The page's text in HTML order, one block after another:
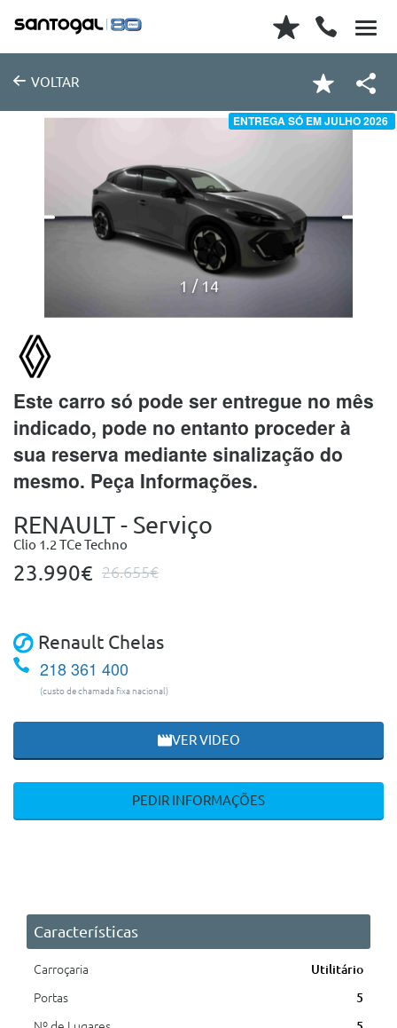
VOLTAR
ENTREGA SÓ EM JULHO 2026
1 14
Este carro só pode ser entregue no mês
indicado, pode no entanto proceder à
sua reserva mediante sinalização do
mesmo. Peça Informações.
RENAULT - Serviço
Clio 1.2 TCe Techno
23.990€ 26.655€
Renault Chelas
218 361 400
(custo de chamada fixa nacional)
VER VIDEO
PEDIR INFORMAÇÕES
Características
Carroçaria
Utilitário
Portas
5